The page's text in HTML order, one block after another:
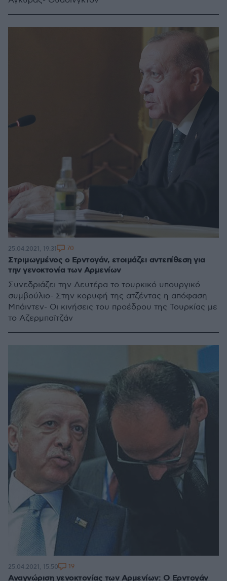
Στριμωγμένος ο Ερντογάν, ετοιμάζει αντεπίθεση για
την γενοκτονία των Αρμενίων
Συνεδριάζει την Δευτέρα το τουρκικό υπουργικό
συμβούλιο- Στην κορυφή της ατζέντας η απόφαση
Μπάιντεν- Οι κινήσεις του προέδρου της Τουρκίας με
το Αζερμπαϊτζάν
25.04.2021, 19:31 70
Αναγνώριση γενοκτονίας των Αρμενίων: Ο Ερντογάν
25.04.2021, 15:50 19